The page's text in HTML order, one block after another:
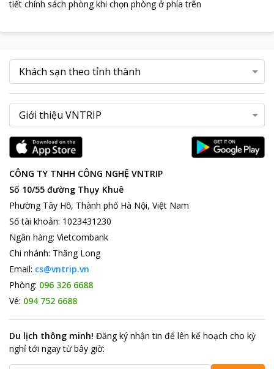
tiết chính sách phòng khi chọn phòng ở phía trên
CÔNG TY TNHH CÔNG NGHỆ VNTRIP
Số 10/55 đường Thụy Khuê
Phường Tây Hồ, Thành phố Hà Nội, Việt Nam
Số tài khoản: 1023431230
Ngân hàng: Vietcombank
Chi nhánh: Thăng Long
Email: cs@vntrip.vn
Phòng: 096 326 6688
Vé: 094 752 6688
Du lịch thông minh! Đăng ký nhận tin để lên kế hoạch cho kỳ
nghỉ tới ngay từ bây giờ: